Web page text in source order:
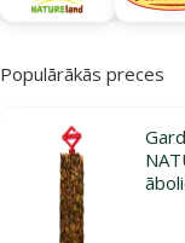
Populārākās preces